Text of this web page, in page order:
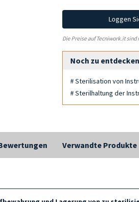
Loggen
Die Preise auf Tecniwork.it
Noch zu
# Sterilisation von
# Sterilhaltung der
Verwandte Produkte